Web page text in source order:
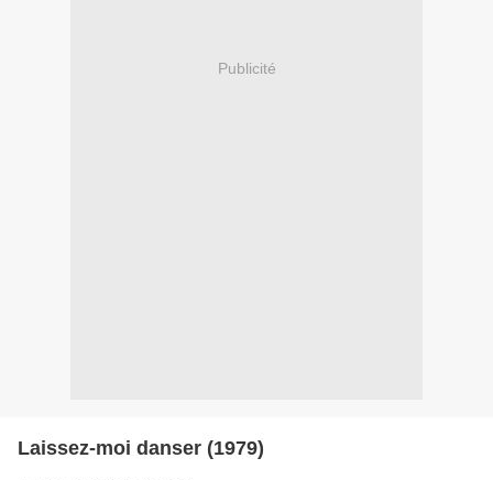
Publicité
Laissez-moi danser (1979)